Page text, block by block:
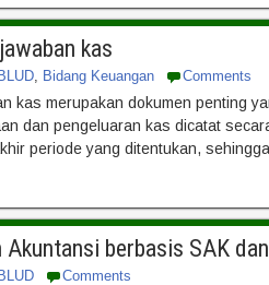
kas
, Bidang Keuangan Comments
kas merupakan dokumen penting
dan pengeluaran kas dicatat
periode yang ditentukan,
Akuntansi berbasis SAK
Comments